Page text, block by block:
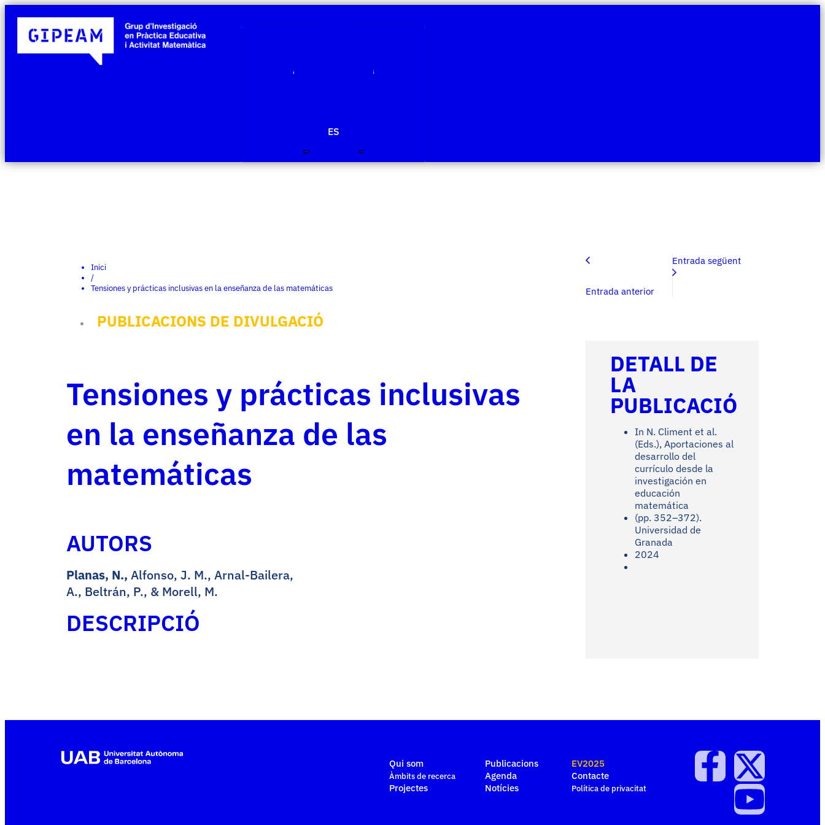
Àmbits de recerca
ES
Edit Template
Inici
/
Tensiones y prácticas inclusivas en la enseñanza de las matemáticas
PUBLICACIONS DE DIVULGACIÓ
Entrada anterior
Entrada següent
Tensiones y prácticas inclusivas
en la enseñanza de las
matemáticas
AUTORS
Planas, N., Alfonso, J. M., Arnal-Bailera,
A., Beltrán, P., & Morell, M.
DESCRIPCIÓ
DETALL DE
LA
PUBLICACIÓ
In N. Climent et al.
(Eds.), Aportaciones al
desarrollo del
currículo desde la
investigación en
educación
matemática
(pp. 352–372).
Universidad de
Granada
2024
Qui som
Àmbits de recerca
Projectes
Publicacions
Agenda
Notícies
EV2025
Contacte
Política de privacitat